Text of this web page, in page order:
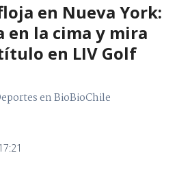
en Nueva York:
en la cima y mira
en LIV Golf
en BioBioChile